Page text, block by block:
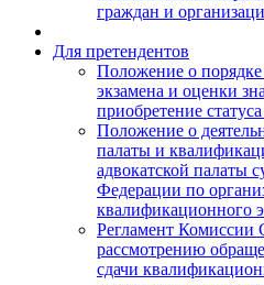
граждан и
Для претендентов
Положение о
экзамена и оценки
приобретение
Положение о
палаты и
адвокатской палаты
Федерации по
квалификационного
Регламент
рассмотрению
сдачи